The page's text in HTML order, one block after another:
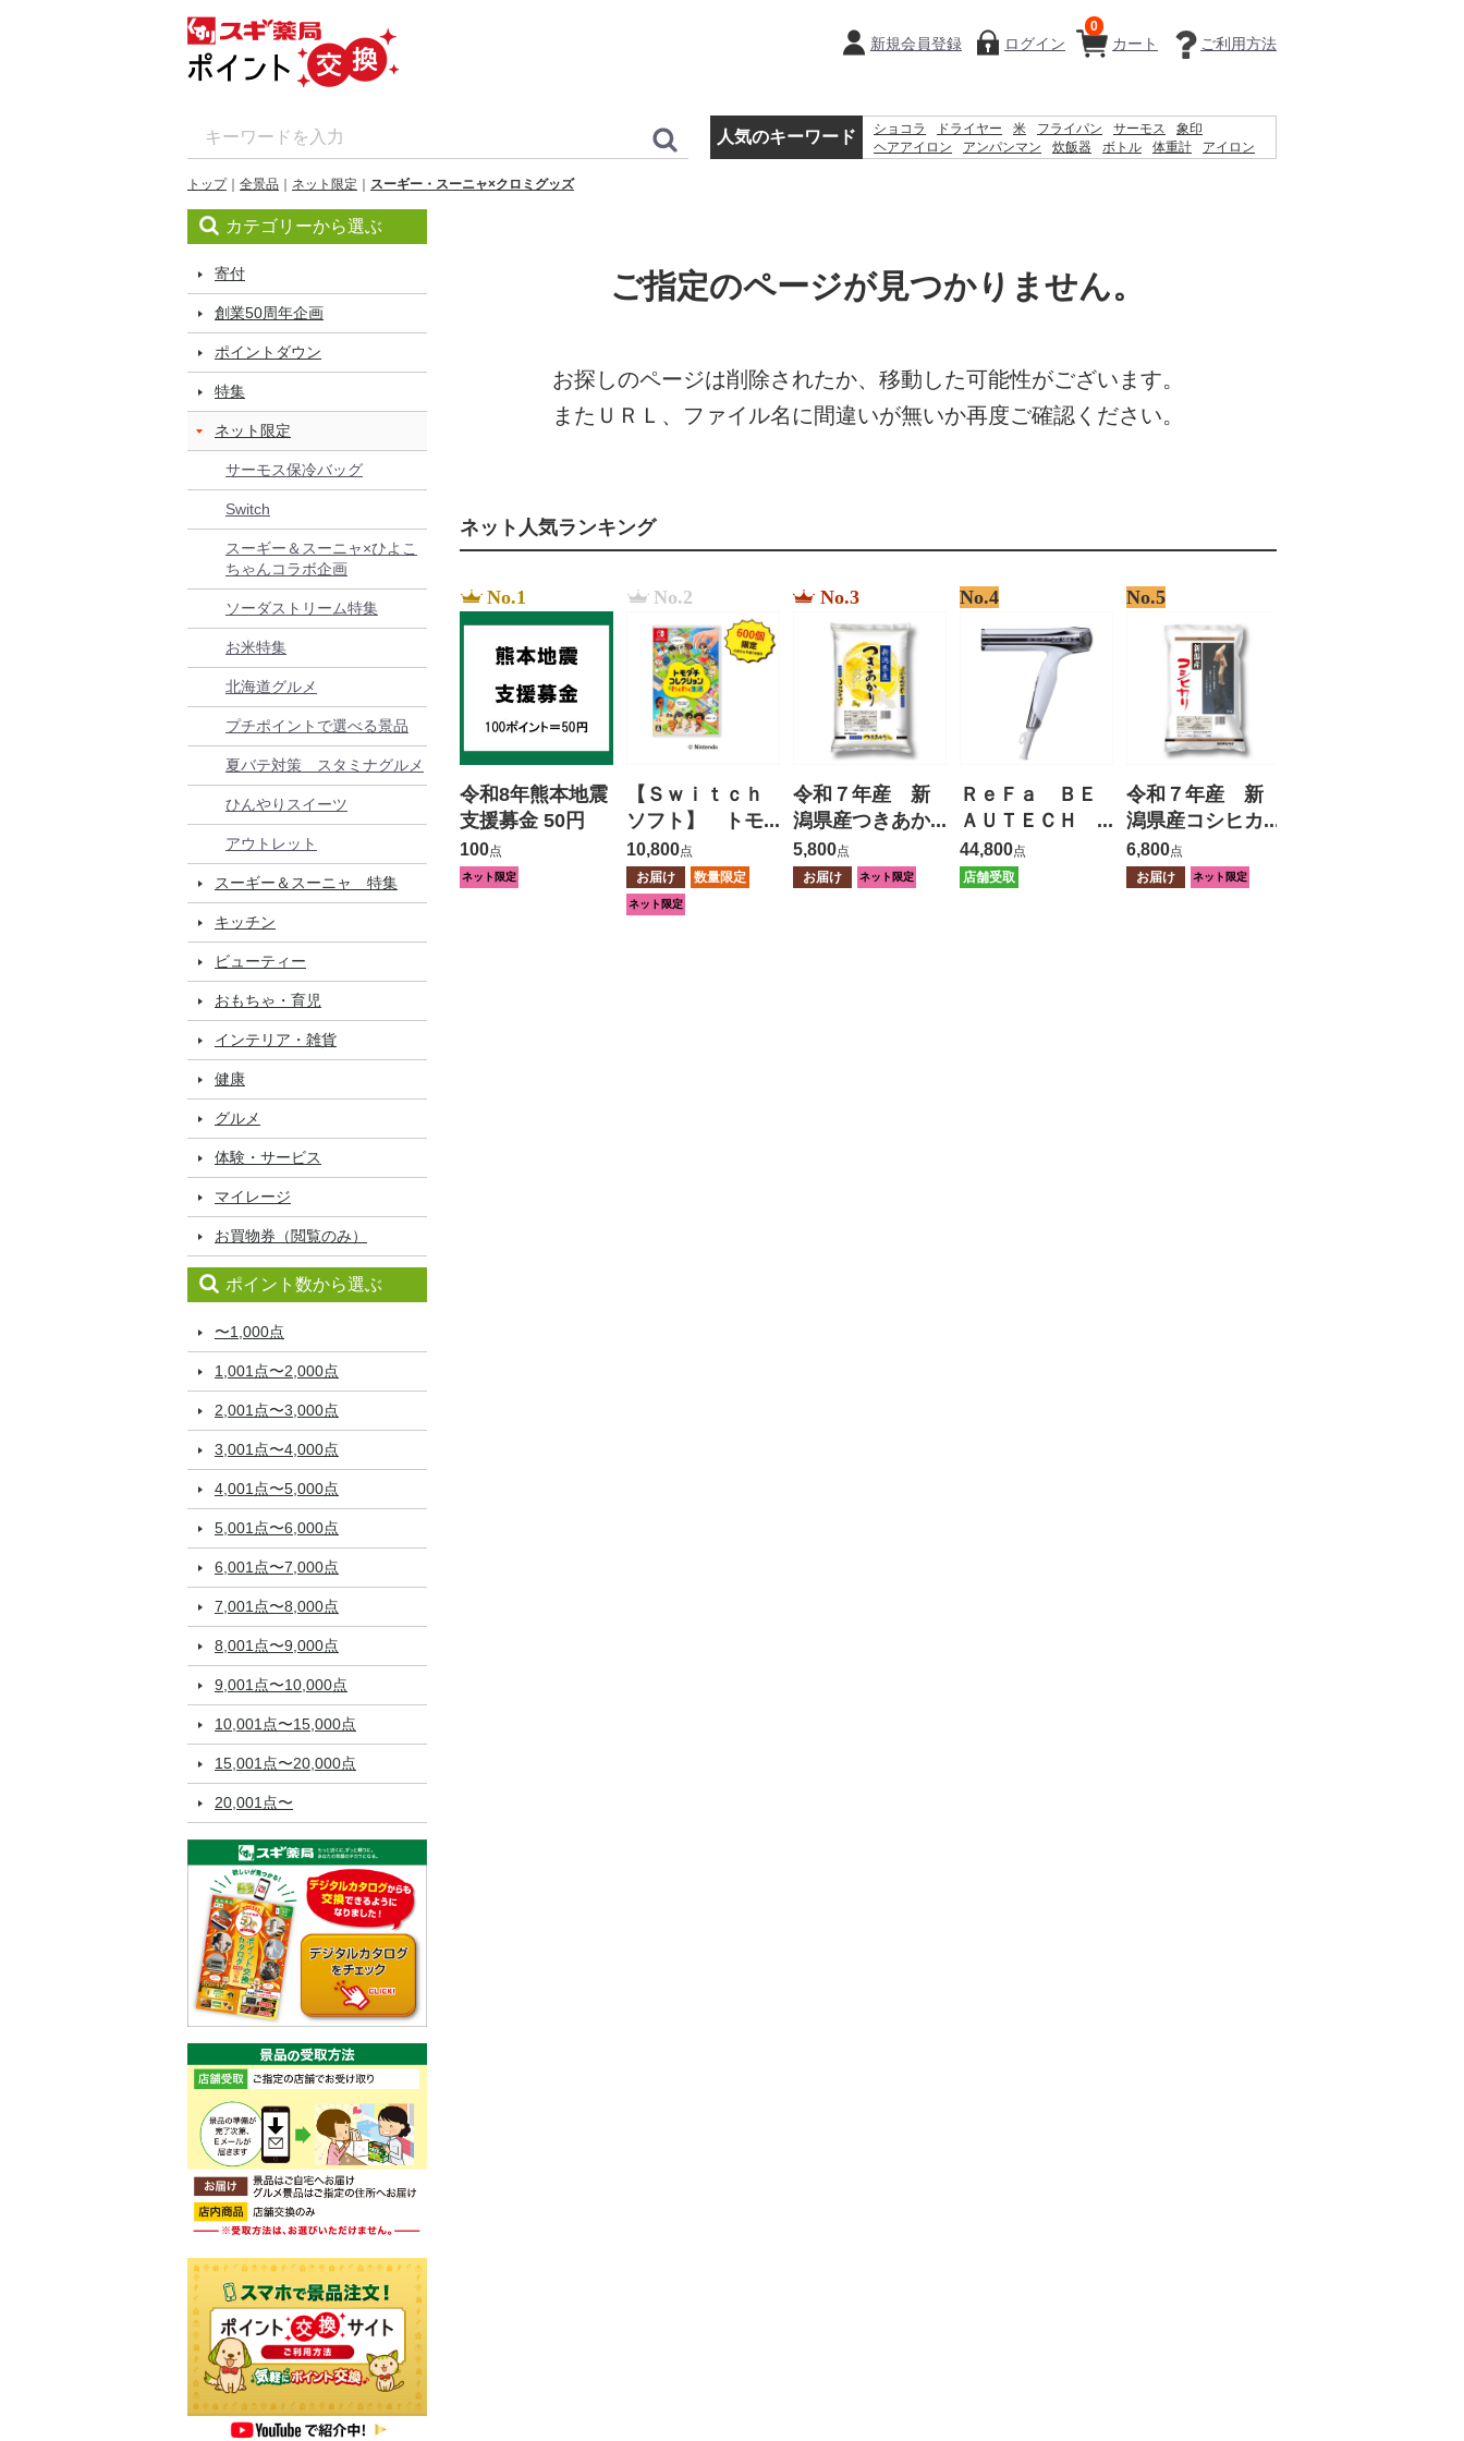
カート
0
ご利用方法
新規会員登録 ログイン
人気のキーワード ショコラ ドライヤー 米 フライパン サーモス
象印
ヘアアイロン
アンパンマン 炊飯器 ボトル 体重計
アイロン
トップ 全景品 ネット限定 スーギー・スーニャ×クロミグッズ
カテゴリーから選ぶ
寄付
創業50周年企画
ポイントダウン
特集
ネット限定
サーモス保冷バッグ
Switch
スーギー＆スーニャ×ひよこ
ちゃんコラボ企画
ソーダストリーム特集
お米特集
北海道グルメ
プチポイントで選べる景品
夏バテ対策 スタミナグルメ
ひんやりスイーツ
アウトレット
スーギー＆スーニャ 特集
キッチン
ビューティー
おもちゃ・育児
インテリア・雑貨
健康
グルメ
体験・サービス
マイレージ
お買物券（閲覧のみ）
ポイント数から選ぶ
〜1,000点
1,001点〜2,000点
2,001点〜3,000点
3,001点〜4,000点
4,001点〜5,000点
5,001点〜6,000点
6,001点〜7,000点
7,001点〜8,000点
8,001点〜9,000点
9,001点〜10,000点
10,001点〜15,000点
15,001点〜20,000点
20,001点〜
ご指定のページが見つかりません。
お探しのページは削除されたか、移動した可能性がございます。
またＵＲＬ、ファイル名に間違いが無いか再度ご確認ください。
ネット人気ランキング
No.1
令和8年熊本地震
支援募金 50円
100点
ネット限定
No.2
【Ｓｗｉｔｃｈ
ソフト】 トモ
ダチコレクショ
ン わくわく生
活
10,800点
お届け
数量限定
ネット限定
No.3
令和７年産 新
潟県産つきあか
り ５ｋｇ
5,800点
お届け
ネット限定
No.4
ＲｅＦａ ＢＥ
ＡＵＴＥＣＨ
ＤＲＹＥＲ Ｓ
ＭＡＲＴ Ｗ
44,800点
店舗受取
No.5
令和７年産 新
潟県産コシヒカ
リ ５ｋｇ
6,800点
お届け
ネット限定